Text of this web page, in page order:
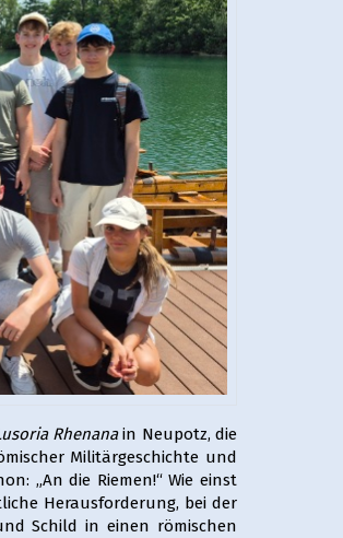
Rhenanain Neupotz, die
Militärgeschichte und
„An die Riemen!“ Wie einst
Herausforderung, bei der
Schild in einen römischen